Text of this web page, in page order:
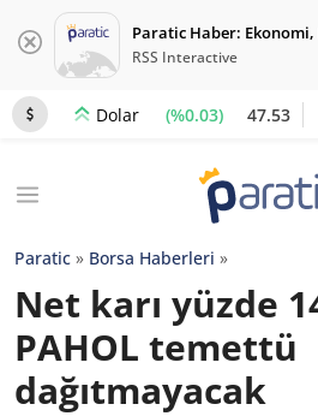
Paratic Haber: Ekonomi,
RSS Interactive
Dolar (%0.03) 47.53
Paratic » Borsa Haberleri »
Net karı yüzde
PAHOL temettü
dağıtmayacak